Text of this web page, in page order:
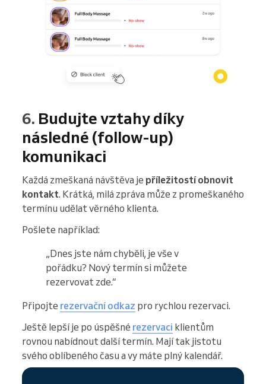
6. Budujte vztahy díky
následné (follow-up)
komunikaci
Každá zmeškaná návštěva je příležitostí obnovit
kontakt. Krátká, milá zpráva může z promeškaného
termínu udělat věrného klienta.
Pošlete například:
„Dnes jste nám chyběli, je vše v
pořádku? Nový termín si můžete
rezervovat zde.“
Připojte rezervační odkaz pro rychlou rezervaci.
Ještě lepší je po úspěšné rezervaci klientům
rovnou nabídnout další termín. Mají tak jistotu
svého oblíbeného času a vy máte plný kalendář.